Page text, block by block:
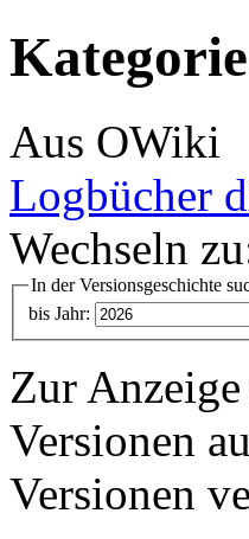
Aus OWiki
Logbücher
Wechseln
In der Versionsgeschichte
bis Jahr:
Zur
Versionen
Versionen